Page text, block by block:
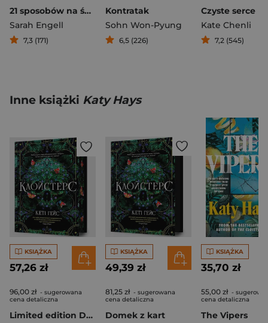
21 sposobów na śmierć
Sarah Engell
7,3 (171)
Kontratak
Sohn Won-Pyung
6,5 (226)
Czyste serce
Kate Chenli
7,2 (545)
Inne książki Katy Hays
KSIĄŻKA
57,26 zł
96,00 zł - sugerowana
cena detaliczna
Limited edition Domek z kart
KSIĄŻKA
49,39 zł
81,25 zł - sugerowana
cena detaliczna
Domek z kart
KSIĄŻKA
35,70 zł
55,00 zł -
cena detaliczna
The Vipers